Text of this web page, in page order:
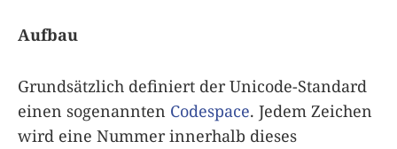
Aufbau
Grundsätzlich definiert der Unicode-Standard
einen sogenannten Codespace. Jedem Zeichen
wird eine Nummer innerhalb dieses